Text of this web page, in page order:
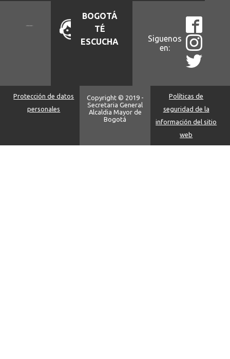
BOGOTÁ
TÉ
ESCUCHA
Siguenos
en:
Protección de datos
personales
Copyright © 2019 -
Secretaria General
Alcaldia Mayor de
Bogotá
Políticas de
seguridad de la
información del sitio
web